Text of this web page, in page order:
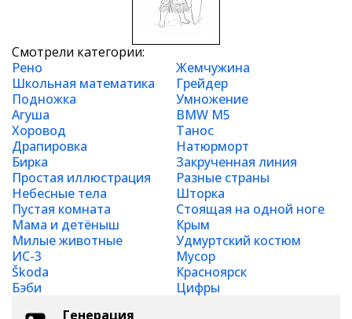
Смотрели категории:
Рено
Жемчужина
Школьная математика
Грейдер
Подножка
Умножение
Агуша
BMW M5
Хоровод
Танос
Драпировка
Натюрморт
Бирка
Закрученная линия
Простая иллюстрация
Разные страны
Небесные тела
Шторка
Пустая комната
Стоящая на одной ноге
Мама и детёныш
Крым
Милые животные
Удмуртский костюм
ИС-3
Мусор
Škoda
Красноярск
Бэби
Цифры
Генерация